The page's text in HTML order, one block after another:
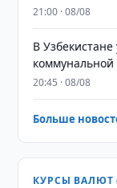
21:00 · 08/08
В
20:45 · 08/08
Больше
КУРСЫ ВАЛЮТ